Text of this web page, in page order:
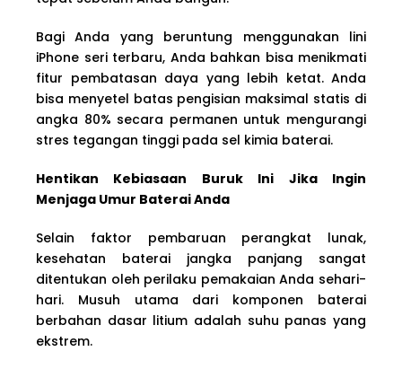
Bagi Anda yang beruntung menggunakan lini
iPhone seri terbaru, Anda bahkan bisa menikmati
fitur pembatasan daya yang lebih ketat. Anda
bisa menyetel batas pengisian maksimal statis di
angka 80% secara permanen untuk mengurangi
stres tegangan tinggi pada sel kimia baterai.
Hentikan Kebiasaan Buruk Ini Jika Ingin
Menjaga Umur Baterai Anda
Selain faktor pembaruan perangkat lunak,
kesehatan baterai jangka panjang sangat
ditentukan oleh perilaku pemakaian Anda sehari-
hari. Musuh utama dari komponen baterai
berbahan dasar litium adalah suhu panas yang
ekstrem.